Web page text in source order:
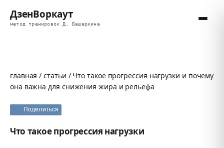
ДзенВоркаут
метод тренировок Д. Башаркина
главная /статьи / Что такое прогрессия нагрузки и почему
она важна для снижения жира и рельефа
Поделиться
Что такое прогрессия нагрузки